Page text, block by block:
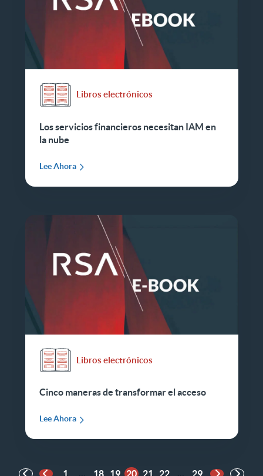
Libros electrónicos
Los servicios financieros necesitan IAM en
la nube
Lee Ahora
Libros electrónicos
Cinco maneras de transformar el acceso
Lee Ahora
1 ... 18 19 20 21 22 ... 29